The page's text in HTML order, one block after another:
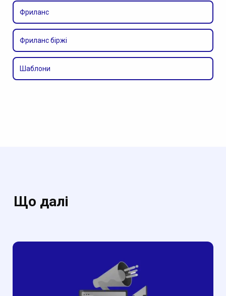
Фриланс
Фриланс біржі
Шаблони
Що далі